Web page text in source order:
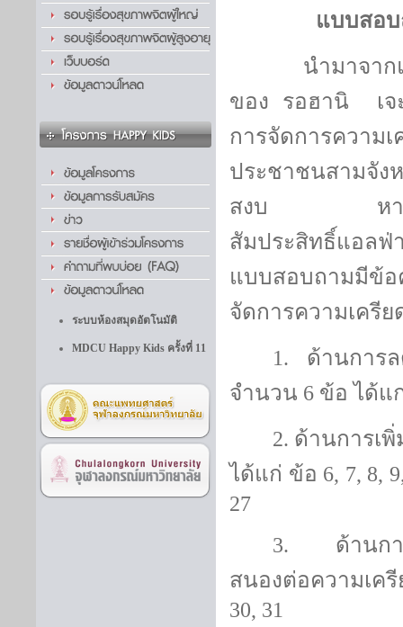
ระบบห้องสมุดอัตโนมัติ
MDCU Happy Kids ครั้งที่ 11
แบบสอบ
นำมาจากแบบ
ของ รอฮานิ เจ
การจัดการควา
ประชาชนสามจัง
สงบ หาค่าควา
สัมประสิทธิ์แอ
แบบสอบถามมี
จัดการความเครี
1. ด้านการ
จำนวน 6 ข้อ ได้แ
2. ด้านการเ
ได้แก่ ข้อ 6, 7, 8,
27
3. ด้านก
สนองต่อความเค
30, 31